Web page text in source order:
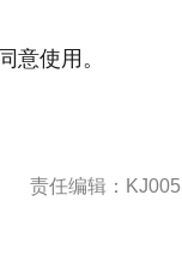
意使用。
责任编辑：KJ005